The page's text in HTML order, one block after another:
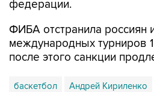
федерации.
ФИБА отстранила россиян
международных турниров
после этого санкции
баскетбол Андрей Кириленко